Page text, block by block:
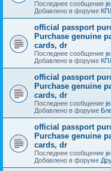
Последнее сообщение
Добавлено в форуме
official passport
Purchase genuine
cards, dr
Последнее сообщение
Добавлено в форуме
official passport
Purchase genuine
cards, dr
Последнее сообщение
Добавлено в форуме
official passport
Purchase genuine
cards, dr
Последнее сообщение
Добавлено в форуме